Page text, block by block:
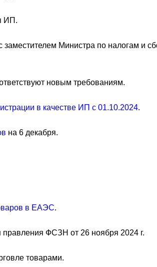
ИП.
Министра по налогам и
новым требованиям.
в качестве ИП с 01.10.2024.
на 6 декабря.
в ЕАЭС.
правления ФСЗН от 26 ноября 2024 г.
товарами.